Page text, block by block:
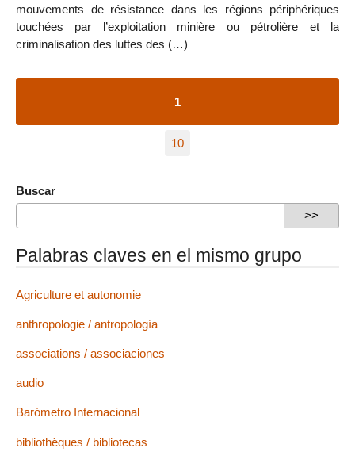
mouvements de résistance dans les régions périphériques
touchées par l’exploitation minière ou pétrolière et la
criminalisation des luttes des (…)
1
10
Buscar
Palabras claves en el mismo grupo
Agriculture et autonomie
anthropologie / antropología
associations / associaciones
audio
Barómetro Internacional
bibliothèques / bibliotecas